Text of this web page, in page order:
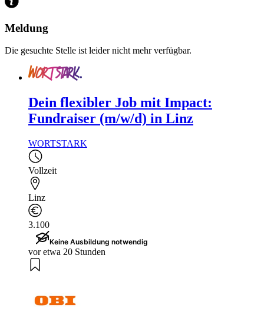
Meldung
Die gesuchte Stelle ist leider nicht mehr verfügbar.
Dein flexibler Job mit Impact:
Fundraiser (m/w/d) in Linz
WORTSTARK
Vollzeit
Linz
3.100
Keine Ausbildung notwendig
vor etwa 20 Stunden